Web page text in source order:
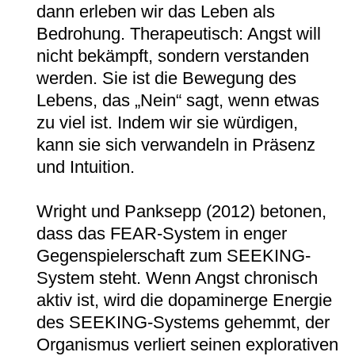
dann erleben wir das Leben als
Bedrohung. Therapeutisch: Angst will
nicht bekämpft, sondern verstanden
werden. Sie ist die Bewegung des
Lebens, das „Nein“ sagt, wenn etwas
zu viel ist. Indem wir sie würdigen,
kann sie sich verwandeln in Präsenz
und Intuition.
Wright und Panksepp (2012) betonen,
dass das FEAR-System in enger
Gegenspielerschaft zum SEEKING-
System steht. Wenn Angst chronisch
aktiv ist, wird die dopaminerge Energie
des SEEKING-Systems gehemmt, der
Organismus verliert seinen explorativen